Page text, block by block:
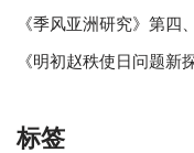
《季风亚洲研究》第四
《明初赵秩使日问题新
标签